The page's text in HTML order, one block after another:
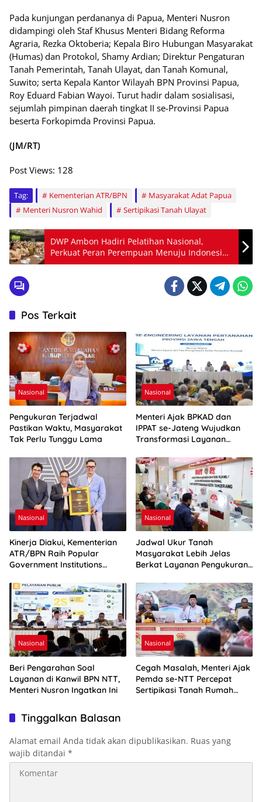
Pada kunjungan perdananya di Papua, Menteri Nusron
didampingi oleh Staf Khusus Menteri Bidang Reforma
Agraria, Rezka Oktoberia; Kepala Biro Hubungan Masyarakat
(Humas) dan Protokol, Shamy Ardian; Direktur Pengaturan
Tanah Pemerintah, Tanah Ulayat, dan Tanah Komunal,
Suwito; serta Kepala Kantor Wilayah BPN Provinsi Papua,
Roy Eduard Fabian Wayoi. Turut hadir dalam sosialisasi,
sejumlah pimpinan daerah tingkat II se-Provinsi Papua
beserta Forkopimda Provinsi Papua.
(JM/RT)
Post Views: 128
Tag: Kementerian ATR/BPN
Masyarakat Adat Papua
Menteri Nusron Wahid
Sertipikasi Tanah Ulayat
DWP Ambon Hadiri Pelatihan Nasional,
Perkuat Peran Perempuan Menuju Indonesia
Emas 2045
Pos Terkait
Nasional
Pengukuran Terjadwal
Pastikan Waktu, Masyarakat
Tak Perlu Tunggu Lama
Nasional
Menteri Ajak BPKAD dan
IPPAT se-Jateng Wujudkan
Transformasi Layanan
Nasional
Kinerja Diakui, Kementerian
ATR/BPN Raih Popular
Government Institutions
Nasional
Jadwal Ukur Tanah
Masyarakat Lebih Jelas
Berkat Layanan Pengukuran
Nasional
Beri Pengarahan Soal
Layanan di Kanwil BPN NTT,
Menteri Nusron Ingatkan Ini
Nasional
Cegah Masalah, Menteri Ajak
Pemda se-NTT Percepat
Sertipikasi Tanah Rumah
Tinggalkan Balasan
Alamat email Anda tidak akan dipublikasikan. Ruas yang
wajib ditandai *